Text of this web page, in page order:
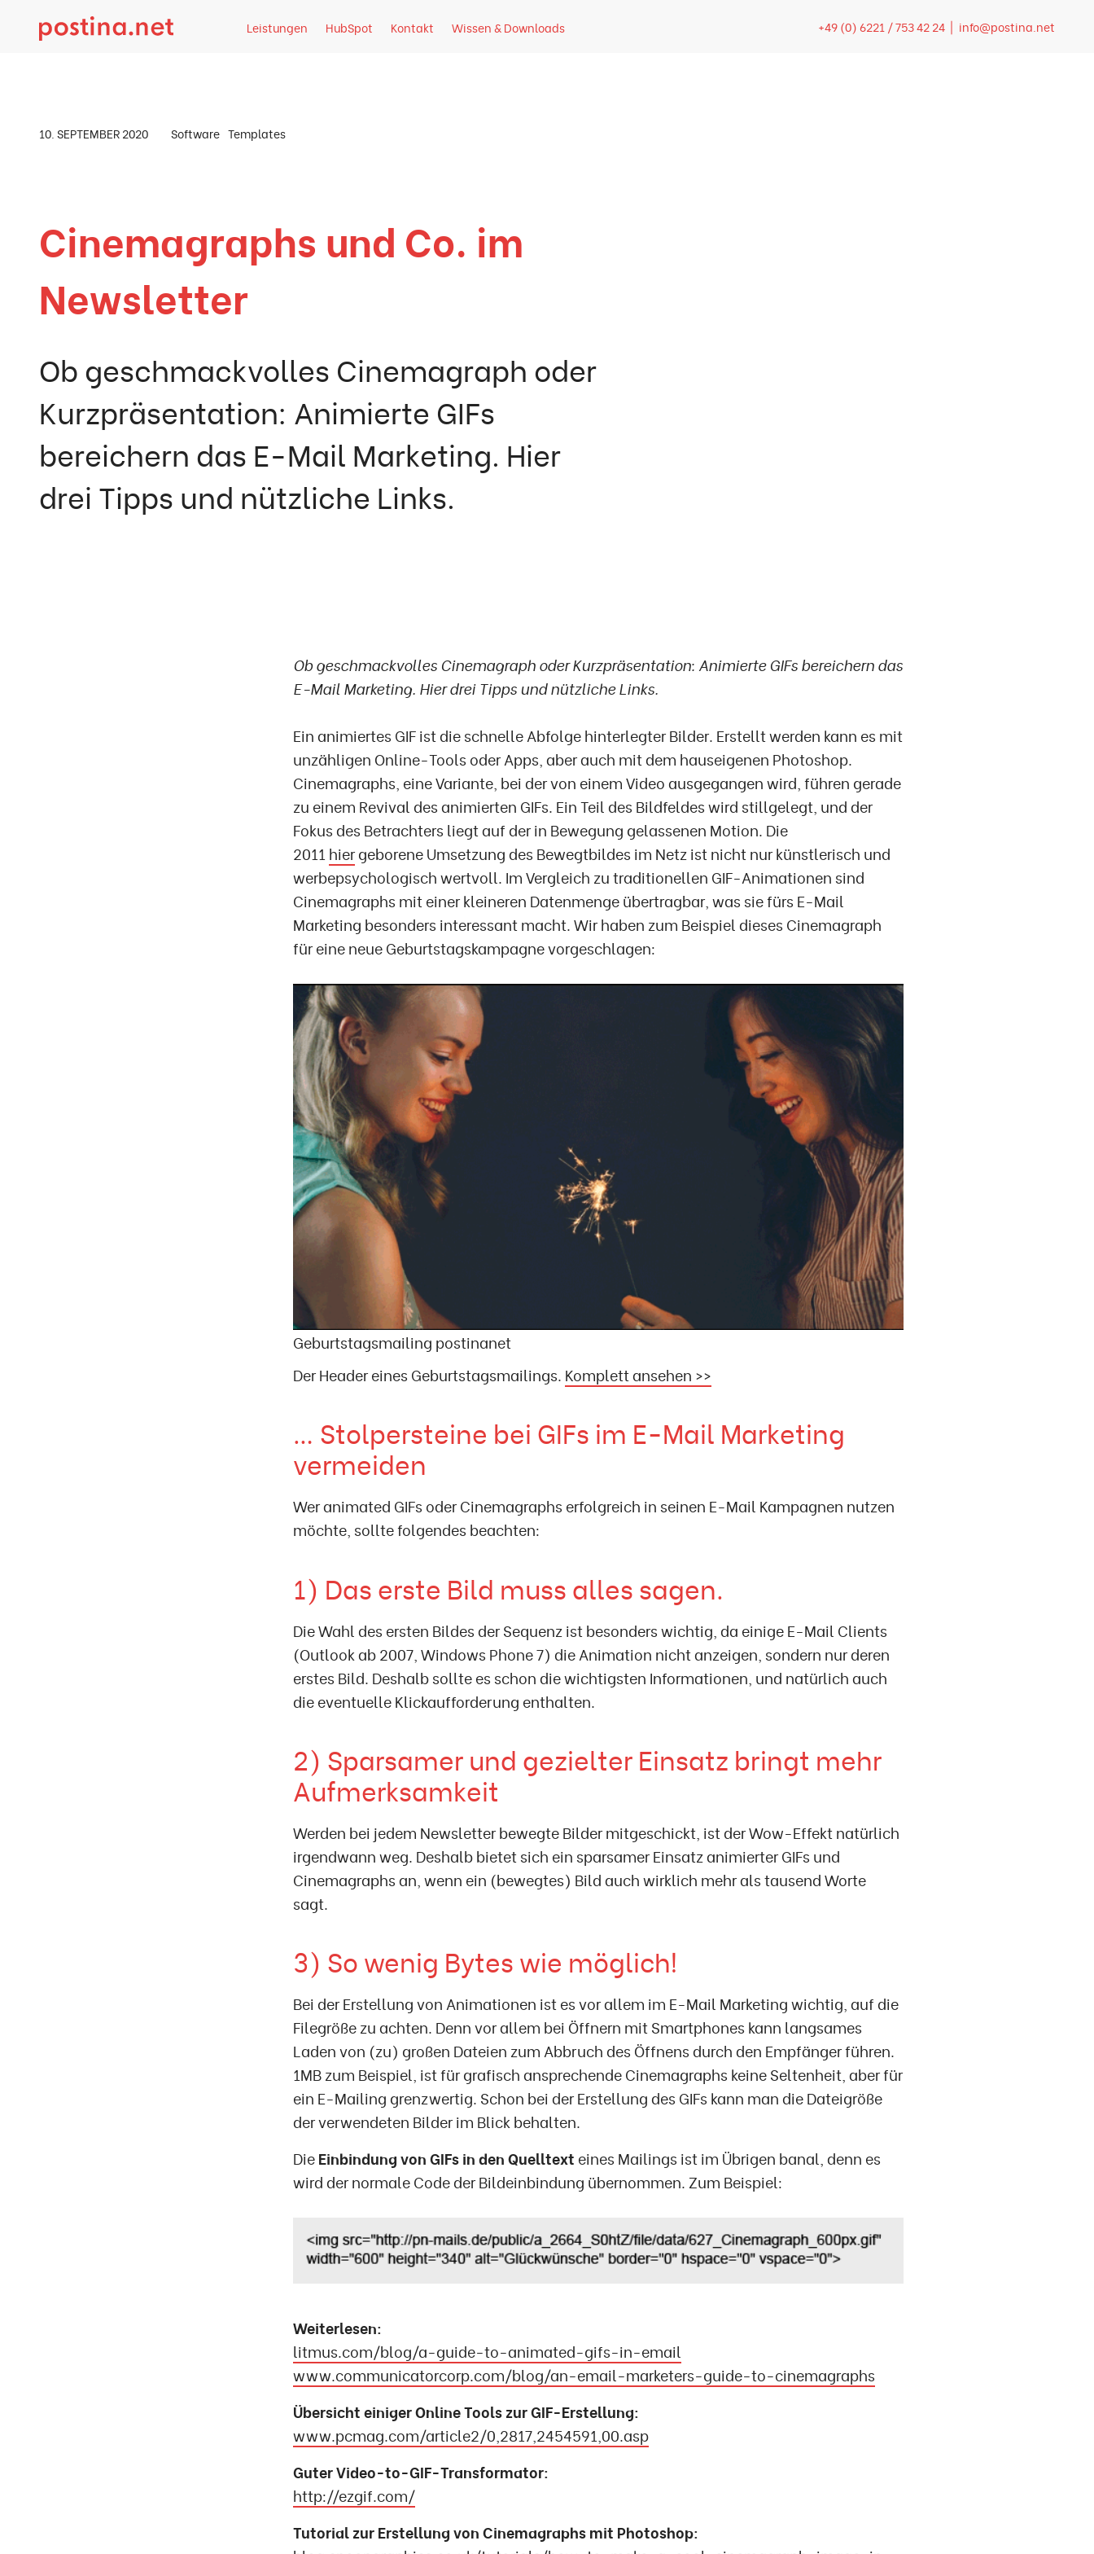
Leistungen HubSpot Kontakt Wissen & Downloads +49 (0) 6221 / 753 42 24 | info@postina.net
10. SEPTEMBER 2020 Software Templates
Cinemagraphs und Co. im
Newsletter
Ob geschmackvolles Cinemagraph oder
Kurzpräsentation: Animierte GIFs
bereichern das E-Mail Marketing. Hier
drei Tipps und nützliche Links.
Ob geschmackvolles Cinemagraph oder Kurzpräsentation: Animierte GIFs bereichern das
E-Mail Marketing. Hier drei Tipps und nützliche Links.
Ein animiertes GIF ist die schnelle Abfolge hinterlegter Bilder. Erstellt werden kann es mit
unzähligen Online-Tools oder Apps, aber auch mit dem hauseigenen Photoshop.
Cinemagraphs, eine Variante, bei der von einem Video ausgegangen wird, führen gerade
zu einem Revival des animierten GIFs. Ein Teil des Bildfeldes wird stillgelegt, und der
Fokus des Betrachters liegt auf der in Bewegung gelassenen Motion. Die
2011 hiergeborene Umsetzung des Bewegtbildes im Netz ist nicht nur künstlerisch und
werbepsychologisch wertvoll. Im Vergleich zu traditionellen GIF-Animationen sind
Cinemagraphs mit einer kleineren Datenmenge übertragbar, was sie fürs E-Mail
Marketing besonders interessant macht. Wir haben zum Beispiel dieses Cinemagraph
für eine neue Geburtstagskampagne vorgeschlagen:
Geburtstagsmailing postinanet
Der Header eines Geburtstagsmailings. Komplett ansehen >>
… Stolpersteine bei GIFs im E-Mail Marketing
vermeiden
Wer animated GIFs oder Cinemagraphs erfolgreich in seinen E-Mail Kampagnen nutzen
möchte, sollte folgendes beachten:
1) Das erste Bild muss alles sagen.
Die Wahl des ersten Bildes der Sequenz ist besonders wichtig, da einige E-Mail Clients
(Outlook ab 2007, Windows Phone 7) die Animation nicht anzeigen, sondern nur deren
erstes Bild. Deshalb sollte es schon die wichtigsten Informationen, und natürlich auch
die eventuelle Klickaufforderung enthalten.
2) Sparsamer und gezielter Einsatz bringt mehr
Aufmerksamkeit
Werden bei jedem Newsletter bewegte Bilder mitgeschickt, ist der Wow-Effekt natürlich
irgendwann weg. Deshalb bietet sich ein sparsamer Einsatz animierter GIFs und
Cinemagraphs an, wenn ein (bewegtes) Bild auch wirklich mehr als tausend Worte
sagt.
3) So wenig Bytes wie möglich!
Bei der Erstellung von Animationen ist es vor allem im E-Mail Marketing wichtig, auf die
Filegröße zu achten. Denn vor allem bei Öffnern mit Smartphones kann langsames
Laden von (zu) großen Dateien zum Abbruch des Öffnens durch den Empfänger führen.
1MB zum Beispiel, ist für grafisch ansprechende Cinemagraphs keine Seltenheit, aber für
ein E-Mailing grenzwertig. Schon bei der Erstellung des GIFs kann man die Dateigröße
der verwendeten Bilder im Blick behalten.
DieEinbindung von GIFs in den Quelltext eines Mailings ist im Übrigen banal, denn es
wird der normale Code der Bildeinbindung übernommen. Zum Beispiel:
Weiterlesen:
litmus.com/blog/a-guide-to-animated-gifs-in-email
www.communicatorcorp.com/blog/an-email-marketers-guide-to-cinemagraphs
Übersicht einiger Online Tools zur GIF-Erstellung:
www.pcmag.com/article2/0,2817,2454591,00.asp
Guter Video-to-GIF-Transformator:
http://ezgif.com/
Tutorial zur Erstellung von Cinemagraphs mit Photoshop: